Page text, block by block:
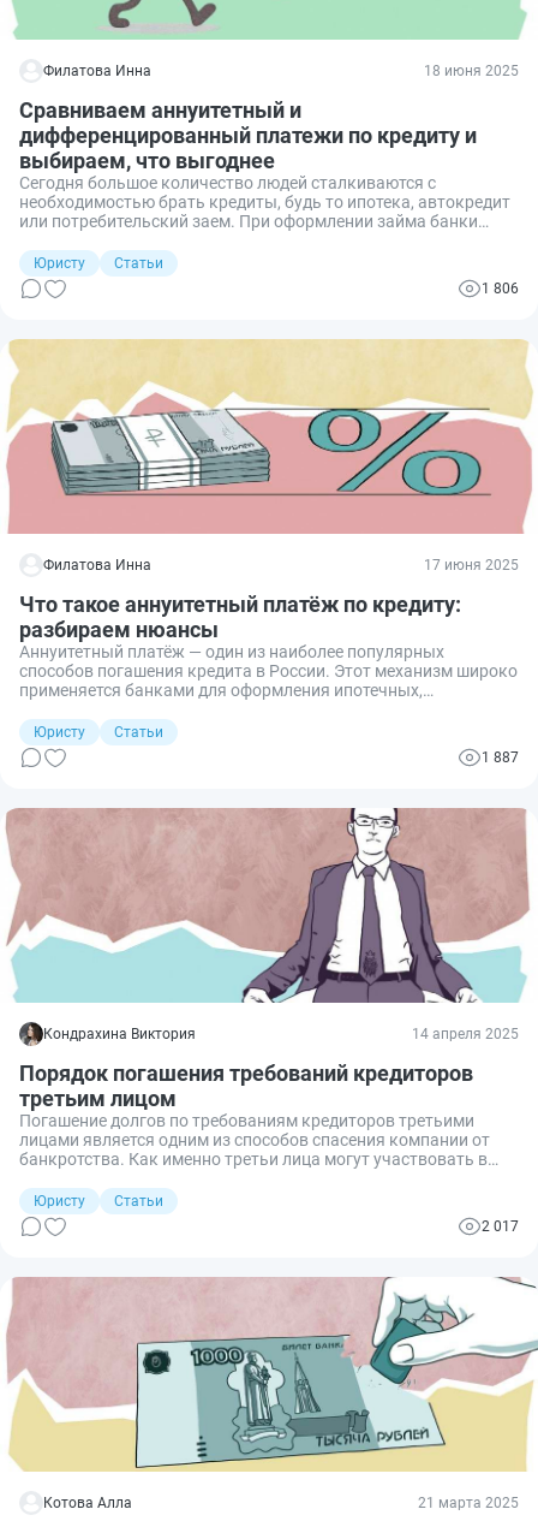
Филатова Инна 18 июня 2025
Сравниваем аннуитетный и
дифференцированный платежи по кредиту и
выбираем, что выгоднее
Сегодня большое количество людей сталкиваются с
необходимостью брать кредиты, будь то ипотека, автокредит
или потребительский заем. При оформлении займа банки
дифференцированный платёж. Разберём, в чём особенности
каждого из этих способов, чем они отличаются, какой чаще
всего оформляют и почему.
Юристу
Статьи
1 806
Филатова Инна 17 июня 2025
Что такое аннуитетный платёж по кредиту:
разбираем нюансы
Аннуитетный платёж — один из наиболее популярных
способов погашения кредита в России. Этот механизм широко
применяется банками для оформления ипотечных,
платежей состоит в их простоте и предсказуемости, но у схемы
есть свои особенности и «подводные камни», о которых
важно знать каждому заёмщику. Разбираемся.
Юристу
Статьи
1 887
Кондрахина Виктория 14 апреля 2025
Порядок погашения требований кредиторов
третьим лицом
Погашение долгов по требованиям кредиторов третьими
лицами является одним из способов спасения компании от
банкротства. Как именно третьи лица могут участвовать в
отношении которой ведется процедура банкротства? Какие
обязательства могут быть погашены за должника? Отвечаем
на эти и другие вопросы.
Юристу
Статьи
2 017
Котова Алла 21 марта 2025